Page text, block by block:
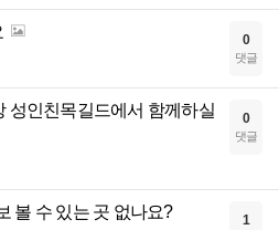
0
댓글
성인친목길드에서 함께하실
0
댓글
볼 수 있는 곳 없나요? 1